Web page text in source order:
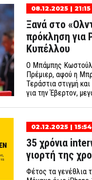
08.12.2025 | 21:15
Ξανά στο
πρόκληση για
Κυπέλλου
Ο Μπάμπης
Πρέμιερ, αφού η
Τεράστια στιγμή
για την Έβερτον,
02.12.2025 | 15:54
35 χρόνια
γιορτή της
Φέτος τα γενέθλια